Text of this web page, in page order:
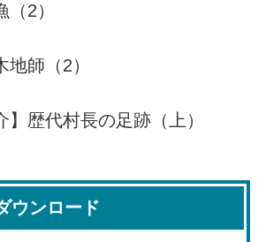
2）
師（2）
】歴代村長の足跡（上）
ウンロード